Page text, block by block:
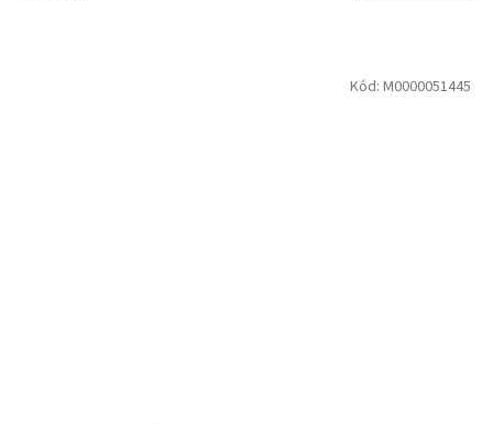
Kód: M0000051445